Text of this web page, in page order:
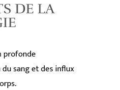
DE LA
profonde
sang et des influx